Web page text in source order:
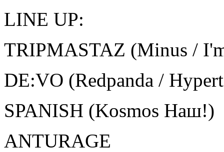
LINE UP:
TRIPMASTAZ (Minus /
DE:VO (Redpanda /
SPANISH (Kosmos Наш!)
ANTURAGE